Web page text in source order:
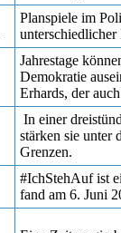
Planspiele im
Jahrestage
Demokratie
Erhards, der
In einer
stärken sie unter
Grenzen.
#IchStehAuf ist
fand am 6. Juni